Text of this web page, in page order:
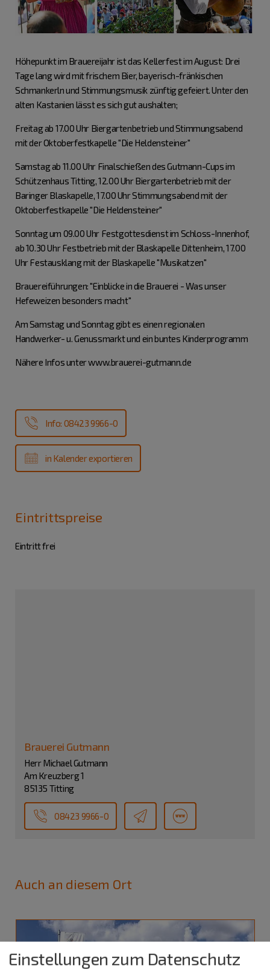
Höhepunkt im Brauereijahr ist das Kellerfest im August: Drei
Tage lang wird mit frischem Bier, bayerisch-fränkischen
Schmankerln und Stimmungsmusik zünftig gefeiert. Unter den
alten Kastanien lässt es sich gut aushalten;
Freitag ab 17.00 Uhr Biergartenbetrieb und Stimmungsabend
mit der Oktoberfestkapelle "Die Heldensteiner"
Samstag ab 11.00 Uhr Finalschießen des Gutmann-Cups im
Schützenhaus Titting, 12.00 Uhr Biergartenbetrieb mit der
Baringer Blaskapelle, 17.00 Uhr Stimmungsabend mit der
Oktoberfestkapelle "Die Heldensteiner"
Sonntag um 09.00 Uhr Festgottesdienst im Schloss-Innenhof,
ab 10.30 Uhr Festbetrieb mit der Blaskapelle Dittenheim, 17.00
Uhr Festausklang mit der Blaskapelle "Musikatzen"
Brauereiführungen: "Einblicke in die Brauerei - Was unser
Hefeweizen besonders macht"
Am Samstag und Sonntag gibt es einen regionalen
Handwerker- u. Genussmarkt und ein buntes Kinderprogramm
Nähere Infos unter www.brauerei-gutmann.de
Info: 08423 9966-0
in Kalender exportieren
Eintrittspreise
Eintritt frei
Brauerei Gutmann
Herr Michael Gutmann
Am Kreuzberg 1
85135 Titting
08423 9966-0
Auch an diesem Ort
Einstellungen zum Datenschutz